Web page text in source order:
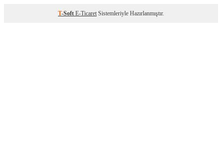
T-Soft E-Ticaret Sistemleriyle Hazırlanmıştır.